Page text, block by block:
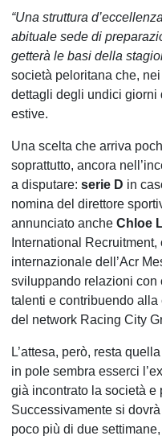
“Una struttura
abituale sede di
getterà le basi della
società peloritana che,
dettagli degli undici giorni
estive.
Una scelta che arriva
soprattutto, ancora
a disputare:serie D in
nomina del direttore
annunciato ancheChloe
International
internazionale dell’Acr
sviluppando relazioni con
talenti e contribuendo alla
del network Racing City
L’attesa, però, resta
in pole sembra esserci
già incontrato la società e
Successivamente si
poco più di due